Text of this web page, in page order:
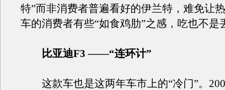
特”而非消费者普遍看好的伊兰特，难免让
车的消费者有些“如食鸡肋”之感，吃也不是
比亚迪F3 ——“连环计”
这款车也是这两年车市上的“冷门”。